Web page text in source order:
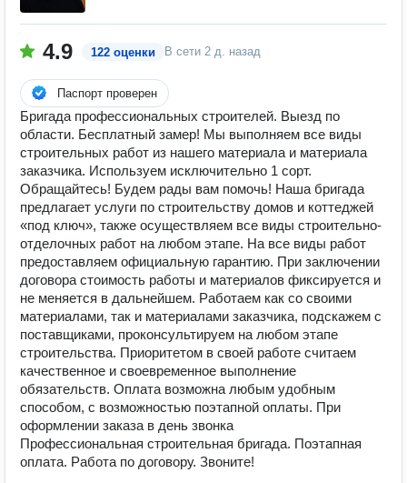
4.9 122 оценки В сети 2 д. назад
Паспорт проверен
Бригада профессиональных строителей. Выезд по
области. Бесплатный замер! Мы выполняем все виды
строительных работ из нашего материала и материала
заказчика. Используем исключительно 1 сорт.
Обращайтесь! Будем рады вам помочь! Наша бригада
предлагает услуги по строительству домов и коттеджей
«под ключ», также осуществляем все виды строительно-
отделочных работ на любом этапе. На все виды работ
предоставляем официальную гарантию. При заключении
договора стоимость работы и материалов фиксируется и
не меняется в дальнейшем. Работаем как со своими
материалами, так и материалами заказчика, подскажем с
поставщиками, проконсультируем на любом этапе
строительства. Приоритетом в своей работе считаем
качественное и своевременное выполнение
обязательств. Оплата возможна любым удобным
способом, с возможностью поэтапной оплаты. При
оформлении заказа в день звонка
Профессиональная строительная бригада. Поэтапная
оплата. Работа по договору. Звоните!